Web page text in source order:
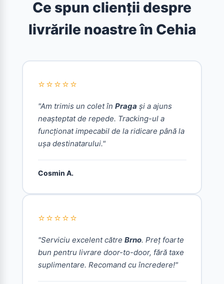
Ce spun clienții despre
livrările noastre în Cehia
⭐⭐⭐⭐⭐
"Am trimis un colet în Praga și a ajuns
neașteptat de repede. Tracking-ul a
funcționat impecabil de la ridicare până la
ușa destinatarului."
Cosmin A.
⭐⭐⭐⭐⭐
"Serviciu excelent către Brno. Preț foarte
bun pentru livrare door-to-door, fără taxe
suplimentare. Recomand cu încredere!"